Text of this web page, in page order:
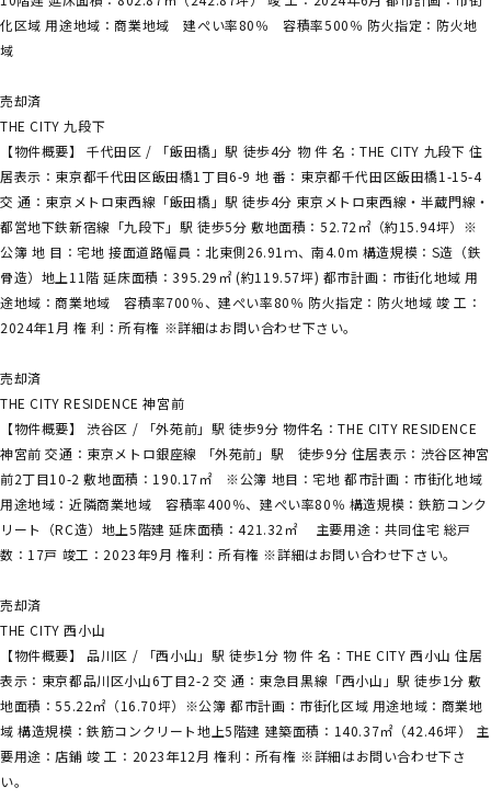
化区域 用途地域：商業地域 建ぺい率80％ 容積率500％ 防火指定：防火地
域
売却済
THE CITY 九段下
【物件概要】 千代田区 / 「飯田橋」駅 徒歩4分 物 件 名：THE CITY 九段下 住
居表示：東京都千代田区飯田橋1丁目6-9 地 番：東京都千代田区飯田橋1-15-4
交 通：東京メトロ東西線「飯田橋」駅 徒歩4分 東京メトロ東西線・半蔵門線・
都営地下鉄新宿線「九段下」駅 徒歩5分 敷地面積：52.72㎡（約15.94坪）※
公簿 地 目：宅地 接面道路幅員：北東側26.91ｍ、南4.0m 構造規模：S造（鉄
骨造）地上11階 延床面積：395.29㎡ (約119.57坪) 都市計画：市街化地域 用
途地域：商業地域 容積率700％、建ぺい率80％ 防火指定：防火地域 竣 工：
2024年1月 権 利：所有権 ※詳細はお問い合わせ下さい。
売却済
THE CITY RESIDENCE 神宮前
【物件概要】 渋谷区 / 「外苑前」駅 徒歩9分 物件名：THE CITY RESIDENCE
神宮前 交通：東京メトロ銀座線 「外苑前」駅 徒歩9分 住居表示：渋谷区神宮
前2丁目10-2 敷地面積：190.17㎡ ※公簿 地目：宅地 都市計画：市街化地域
用途地域：近隣商業地域 容積率400％、建ぺい率80％ 構造規模：鉄筋コンク
リート（RC造）地上5階建 延床面積：421.32㎡ 主要用途：共同住宅 総戸
数：17戸 竣工：2023年9月 権利：所有権 ※詳細はお問い合わせ下さい。
売却済
THE CITY 西小山
【物件概要】 品川区 / 「西小山」駅 徒歩1分 物 件 名：THE CITY 西小山 住居
表示：東京都品川区小山6丁目2-2 交 通：東急目黒線「西小山」駅 徒歩1分 敷
地面積：55.22㎡（16.70坪）※公簿 都市計画：市街化区域 用途地域：商業地
域 構造規模：鉄筋コンクリート地上5階建 建築面積：140.37㎡（42.46坪） 主
要用途：店鋪 竣 工：2023年12月 権利：所有権 ※詳細はお問い合わせ下さ
い。